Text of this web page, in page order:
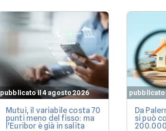
pubblicato il 4 agosto 2026
Mutui, il variabile costa 70
punti meno del fisso: ma
l'Euribor è già in salita
pubblicato
Da
si può